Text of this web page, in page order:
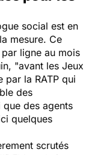
social est en
mesure. Ce
ligne au mois
"avant les Jeux
par la RATP qui
des
que des agents
quelques
scrutés